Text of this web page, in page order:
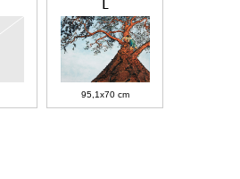
95,1x70 cm